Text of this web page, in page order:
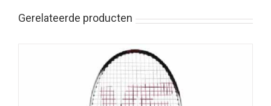
Gerelateerde producten